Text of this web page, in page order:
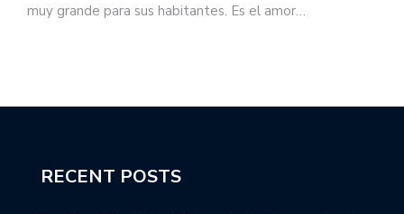
muy grande para sus habitantes. Es el amor…
RECENT POSTS